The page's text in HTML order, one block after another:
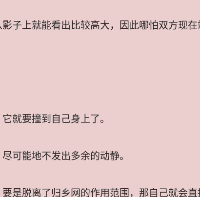
子上就能看出比较高大，因此哪怕双方现
就要撞到自己身上了。
可能地不发出多余的动静。
是脱离了归乡网的作用范围，那自己就会直